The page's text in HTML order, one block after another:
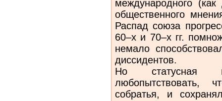
международного (как
общественного
Распад союза
60–х и 70–х гг.
немало
диссидентов.
Но статусная
любопытствовать,
собратья, и